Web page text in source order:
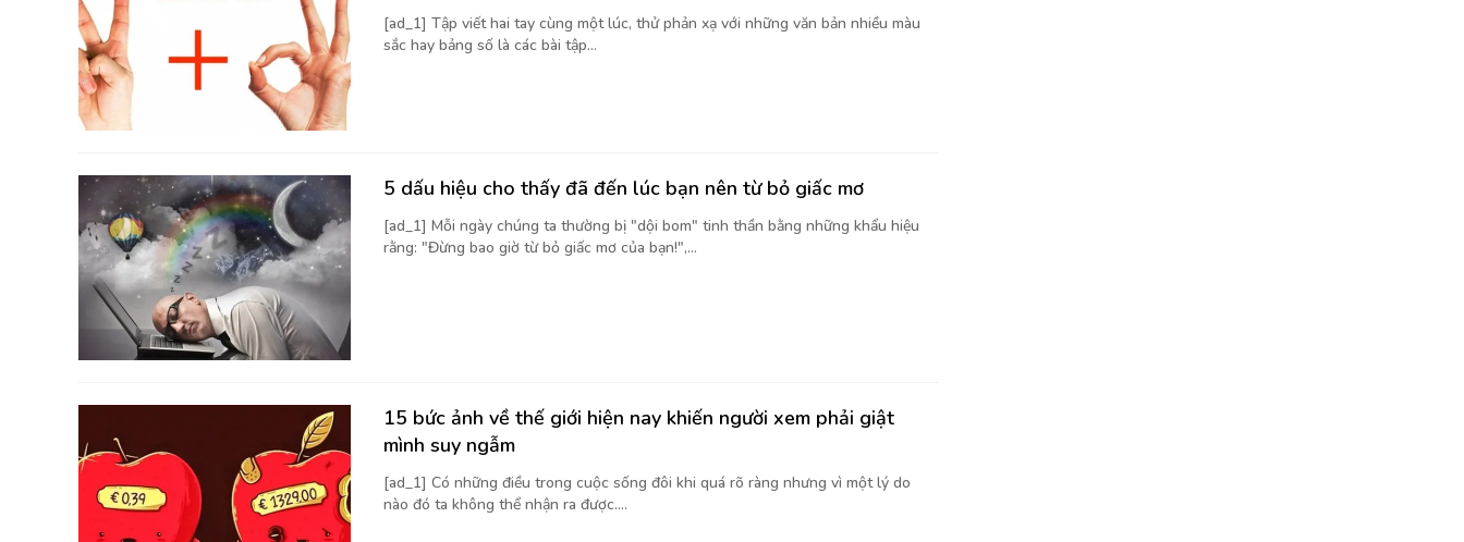
[ad_1] Tập viết hai tay cùng một lúc, thử phản xạ với những văn bản nhiều màu
sắc hay bảng số là các bài tập...
5 dấu hiệu cho thấy đã đến lúc bạn nên từ bỏ giấc mơ
[ad_1] Mỗi ngày chúng ta thường bị "dội bom" tinh thần bằng những khẩu hiệu
rằng: "Đừng bao giờ từ bỏ giấc mơ của bạn!",...
15 bức ảnh về thế giới hiện nay khiến người xem phải giật
mình suy ngẫm
[ad_1] Có những điều trong cuộc sống đôi khi quá rõ ràng nhưng vì một lý do
nào đó ta không thể nhận ra được....